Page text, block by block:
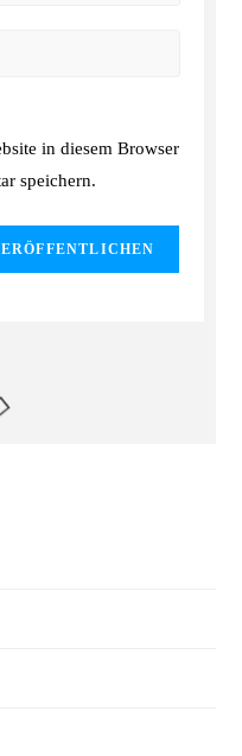
in diesem Browser
speichern.